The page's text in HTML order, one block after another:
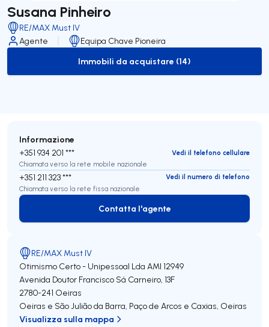
Susana Pinheiro
RE/MAX Must IV
Agente
Equipa Chave Pioneira
to-buy-listing
Immobili da acquistare (14)
Informazione
+351 934 201 ***
Vedi il telefono cellulare
Chiamata verso la rete mobile nazionale
+351 211 323 ***
Vedi il numero di telefono
Chiamata verso la rete fissa nazionale
Contatta l'agente
Contatta l'agente
RE/MAX Must IV
Otimismo Certo - Unipessoal Lda AMI 12949
Avenida Doutor Francisco Sá Carneiro, 13F
2780-241 Oeiras
Oeiras e São Julião da Barra, Paço de Arcos e Caxias, Oeiras
Visualizza sulla mappa